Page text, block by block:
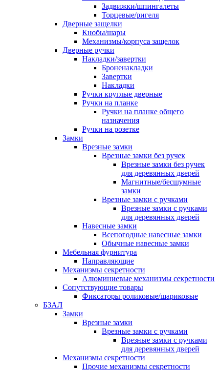
Задвижки/шпингалеты
Торцевые/ригеля
Дверные защелки
Кнобы/шары
Механизмы/корпуса защелок
Дверные ручки
Накладки/завертки
Броненакладки
Завертки
Накладки
Ручки круглые дверные
Ручки на планке
Ручки на планке общего
назначения
Ручки на розетке
Замки
Врезные замки
Врезные замки без ручек
Врезные замки без ручек
для деревянных дверей
Магнитные/бесшумные
замки
Врезные замки с ручками
Врезные замки с ручками
для деревянных дверей
Навесные замки
Всепогодные навесные замки
Обычные навесные замки
Мебельная фурнитура
Направляющие
Механизмы секретности
Алюминиевые механизмы секретности
Сопутствующие товары
Фиксаторы роликовые/шариковые
БЗАЛ
Замки
Врезные замки
Врезные замки с ручками
Врезные замки с ручками
для деревянных дверей
Механизмы секретности
Прочие механизмы секретности